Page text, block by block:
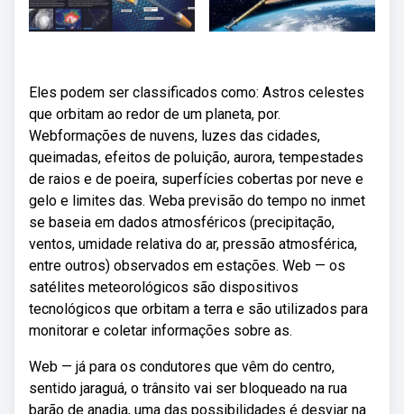
Eles podem ser classificados como: Astros celestes
que orbitam ao redor de um planeta, por.
Webformações de nuvens, luzes das cidades,
queimadas, efeitos de poluição, aurora, tempestades
de raios e de poeira, superfícies cobertas por neve e
gelo e limites das. Weba previsão do tempo no inmet
se baseia em dados atmosféricos (precipitação,
ventos, umidade relativa do ar, pressão atmosférica,
entre outros) observados em estações. Web — os
satélites meteorológicos são dispositivos
tecnológicos que orbitam a terra e são utilizados para
monitorar e coletar informações sobre as.
Web — já para os condutores que vêm do centro,
sentido jaraguá, o trânsito vai ser bloqueado na rua
barão de anadia, uma das possibilidades é desviar na